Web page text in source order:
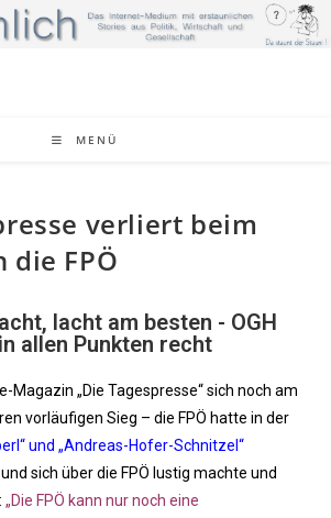
MENÜ
verliert beim
die FPÖ
lacht am besten - OGH
allen Punkten recht
Magazin „Die Tagespresse“ sich noch am
vorläufigen Sieg – die FPÖ hatte in der
und „Andreas-Hofer-Schnitzel“
sich über die FPÖ lustig machte und
„Die FPÖ kann nur noch eine